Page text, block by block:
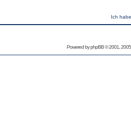
Ich
Powered byphpBB© 2001,